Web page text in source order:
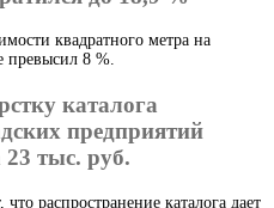
квадратного метра на
превысил 8 %.
каталога
предприятий
23 тыс. руб.
распространение каталога дает